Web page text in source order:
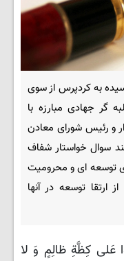
به کردپرس از سوی
گر جهادی مبارزه با
و رئیس شورای معادن
سوال خواستار شفاف
توسعه ای و محرومیت
ارتقا توسعه در آنها
عَلى کِظَّةِ ظالِمٍ وَ لا